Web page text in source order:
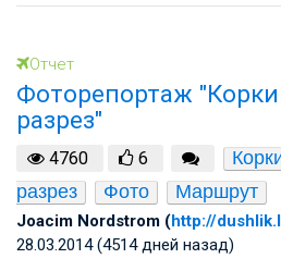
Отчет
Фоторепортаж
разрез"
4760 6
разрез
Фото Маршрут
Joacim Nordstrom (http://
28.03.2014 (4514 дней назад)